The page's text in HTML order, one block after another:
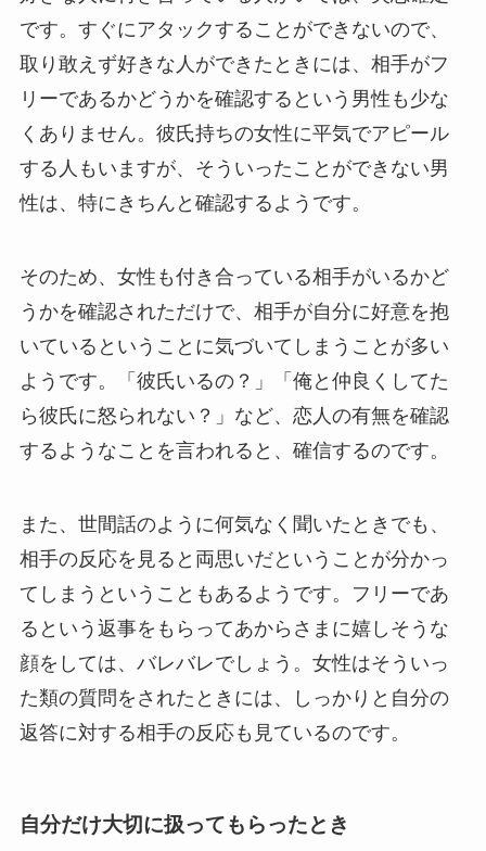
です。すぐにアタックすることができないので、
取り敢えず好きな人ができたときには、相手がフ
リーであるかどうかを確認するという男性も少な
くありません。彼氏持ちの女性に平気でアピール
する人もいますが、そういったことができない男
性は、特にきちんと確認するようです。
そのため、女性も付き合っている相手がいるかど
うかを確認されただけで、相手が自分に好意を抱
いているということに気づいてしまうことが多い
ようです。「彼氏いるの？」「俺と仲良くしてた
ら彼氏に怒られない？」など、恋人の有無を確認
するようなことを言われると、確信するのです。
また、世間話のように何気なく聞いたときでも、
相手の反応を見ると両思いだということが分かっ
てしまうということもあるようです。フリーであ
るという返事をもらってあからさまに嬉しそうな
顔をしては、バレバレでしょう。女性はそういっ
た類の質問をされたときには、しっかりと自分の
返答に対する相手の反応も見ているのです。
自分だけ大切に扱ってもらったとき